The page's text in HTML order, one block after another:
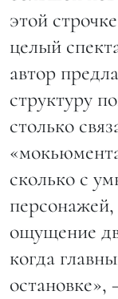
этой
целый
автор
структуру
столько
сколько с
ощущение
когда
остановке»,